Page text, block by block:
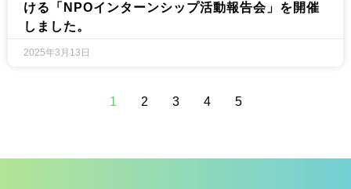
ける「NPOインターンシップ活動報告会」を開催
しました。
2025年3月13日
1 2 3 4 5